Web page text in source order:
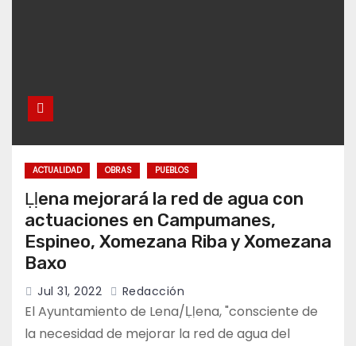
Lourdes llenarán Congostinas de
ambiente del 7 al 9 de agosto
La Unión de Consumidores redobla
la presión y moviliza a más de 8.000
afectados del peaje del Huerna /
ACTUALIDAD OBRAS PUEBLOS
Ḷḷena mejorará la red de agua con
actuaciones en Campumanes,
Espineo, Xomezana Riba y Xomezana
Baxo
Jul 31, 2022 Redacción
El Ayuntamiento de Lena/Ḷḷena, "consciente de
la necesidad de mejorar la red de agua del